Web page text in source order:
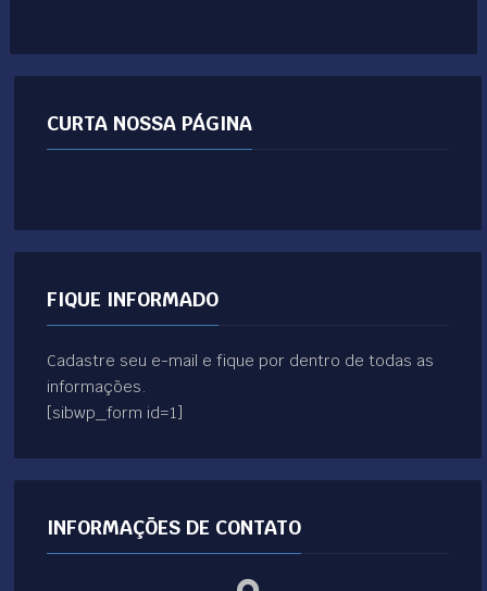
CURTA NOSSA PÁGINA
FIQUE INFORMADO
Cadastre seu e-mail e fique por dentro de todas as
informações.
[sibwp_form id=1]
INFORMAÇÕES DE CONTATO